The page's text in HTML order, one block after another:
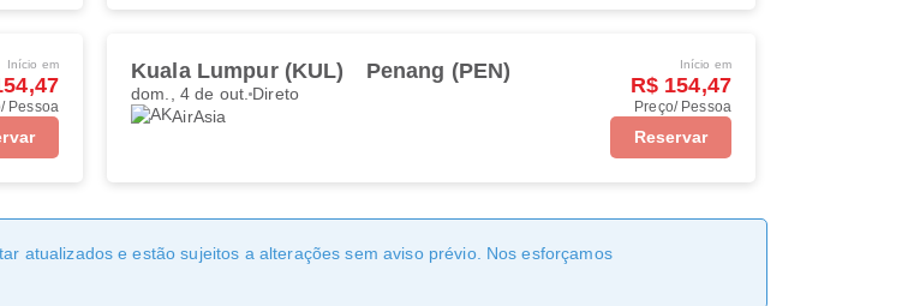
Início em
Pessoa
Kuala Lumpur (KUL) Penang (PEN)
dom., 4 de out. Direto
AirAsia
Início em
R$ 154,47
Preço/ Pessoa
Reservar
atualizados e estão sujeitos a alterações sem aviso prévio. Nos esforçamos